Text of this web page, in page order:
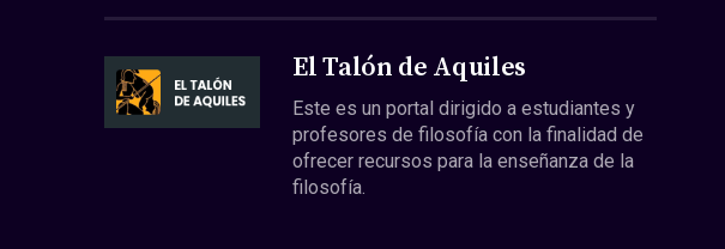
El Talón de Aquiles
Este es un portal dirigido a estudiantes y
profesores de filosofía con la finalidad de
ofrecer recursos para la enseñanza de la
filosofía.